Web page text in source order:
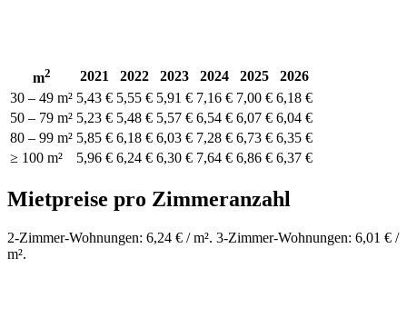
m2 2021 2022 2023 2024 2025
2026
30 – 49 m² 5,43 € 5,55 € 5,91 € 7,16 € 7,00 € 6,18 €
50 – 79 m² 5,23 € 5,48 € 5,57 € 6,54 € 6,07 € 6,04 €
80 – 99 m² 5,85 € 6,18 € 6,03 € 7,28 € 6,73 € 6,35 €
≥ 100 m²
5,96 € 6,24 € 6,30 € 7,64 € 6,86 € 6,37 €
Mietpreise pro Zimmeranzahl
2-Zimmer-Wohnungen: 6,24 € / m². 3-Zimmer-Wohnungen: 6,01 € /
m².